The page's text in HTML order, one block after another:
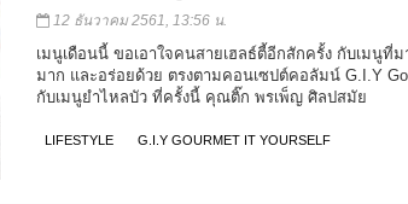
12 ธันวาคม 2561, 13:56 น.
เมนูเดือนนี้ ขอเอาใจคนสายเฮลธ์ตี้อีกสักครั้ง กับเมนูที่
มาก และอร่อยด้วย ตรงตามคอนเซปต์คอลัมน์ G.I.Y
กับเมนูยำไหลบัว ที่ครั้งนี้ คุณติ๊ก พรเพ็ญ ศิลปสมัย
LIFESTYLE G.I.Y GOURMET IT YOURSELF